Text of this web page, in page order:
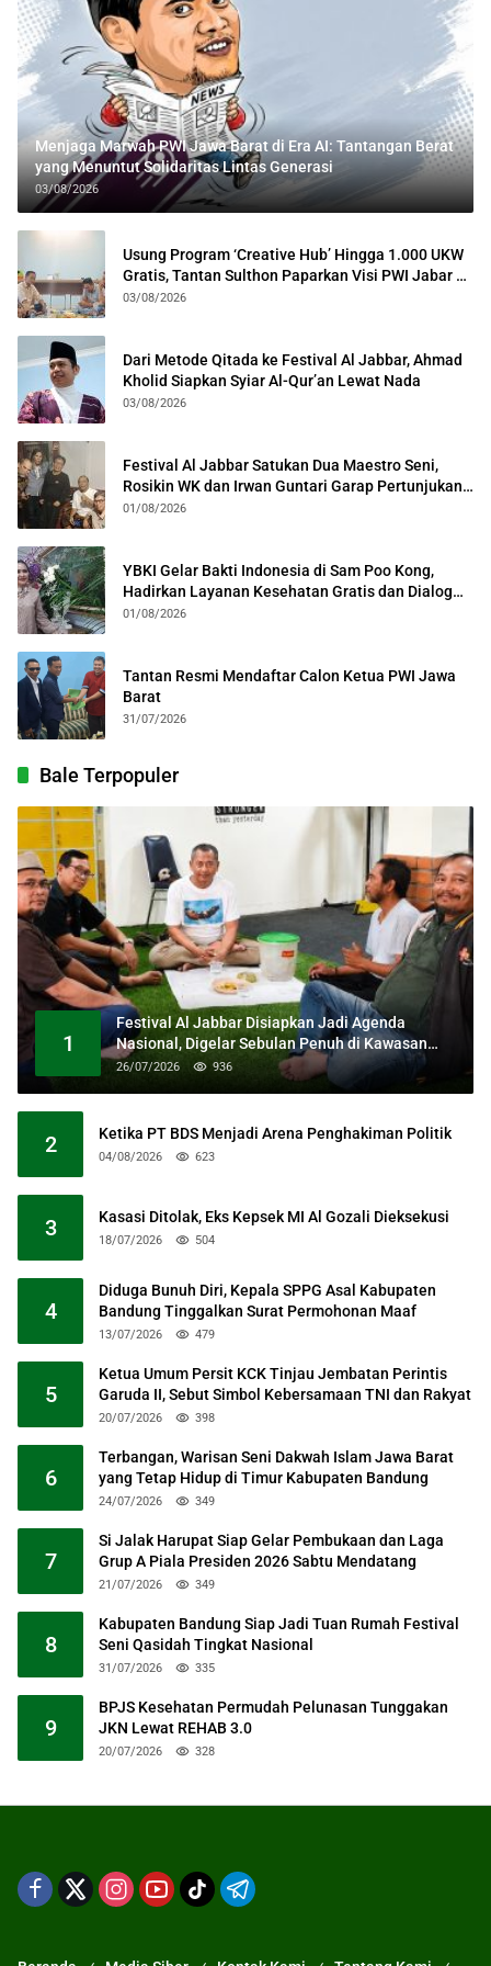
Menjaga Marwah PWI Jawa Barat di Era AI: Tantangan Berat
yang Menuntut Solidaritas Lintas Generasi
03/08/2026
Usung Program ‘Creative Hub’ Hingga 1.000 UKW
Gratis, Tantan Sulthon Paparkan Visi PWI Jabar di
Kota Bogor
03/08/2026
Dari Metode Qitada ke Festival Al Jabbar, Ahmad
Kholid Siapkan Syiar Al-Qur’an Lewat Nada
03/08/2026
Festival Al Jabbar Satukan Dua Maestro Seni,
Rosikin WK dan Irwan Guntari Garap Pertunjukan
Kolosal
01/08/2026
YBKI Gelar Bakti Indonesia di Sam Poo Kong,
Hadirkan Layanan Kesehatan Gratis dan Dialog
Kebangsaan
01/08/2026
Tantan Resmi Mendaftar Calon Ketua PWI Jawa
Barat
31/07/2026
Bale Terpopuler
1
Festival Al Jabbar Disiapkan Jadi Agenda
Nasional, Digelar Sebulan Penuh di Kawasan
Masjid Raya Al Jabbar
26/07/2026 936
2 Ketika PT BDS Menjadi Arena Penghakiman Politik
04/08/2026 623
3 Kasasi Ditolak, Eks Kepsek MI Al Gozali Dieksekusi
18/07/2026 504
4
Diduga Bunuh Diri, Kepala SPPG Asal Kabupaten
Bandung Tinggalkan Surat Permohonan Maaf
13/07/2026 479
5
Ketua Umum Persit KCK Tinjau Jembatan Perintis
Garuda II, Sebut Simbol Kebersamaan TNI dan Rakyat
20/07/2026 398
6
Terbangan, Warisan Seni Dakwah Islam Jawa Barat
yang Tetap Hidup di Timur Kabupaten Bandung
24/07/2026 349
7
Si Jalak Harupat Siap Gelar Pembukaan dan Laga
Grup A Piala Presiden 2026 Sabtu Mendatang
21/07/2026 349
8
Kabupaten Bandung Siap Jadi Tuan Rumah Festival
Seni Qasidah Tingkat Nasional
31/07/2026 335
9
BPJS Kesehatan Permudah Pelunasan Tunggakan
JKN Lewat REHAB 3.0
20/07/2026 328